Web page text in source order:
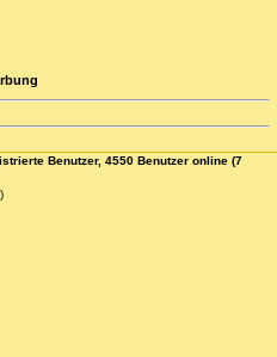
Benutzer, 4550 Benutzer online (7